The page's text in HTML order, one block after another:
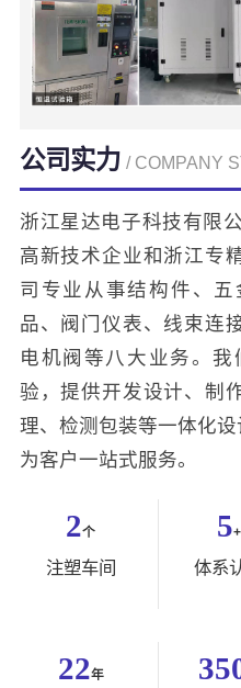
公司实力 / COMPANY
浙江星达电子科技有限
高新技术企业和浙江专
司专业从事结构件、
品、阀门仪表、线束连
电机阀等八大业务。
验，提供开发设计、制
理、检测包装等一体化设
为客户一站式服务。
2个
注塑车间
5+
体系
22年